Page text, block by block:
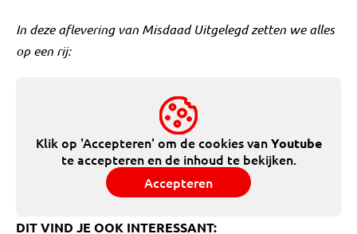
In deze aflevering van Misdaad Uitgelegd zetten we alles
op een rij:
Klik op 'Accepteren' om de cookies vanYoutube
te accepteren en de inhoud te bekijken.
Accepteren
DIT VIND JE OOK INTERESSANT: